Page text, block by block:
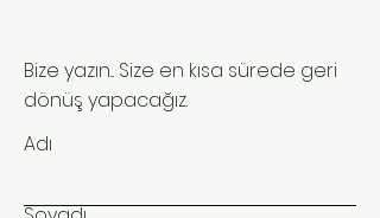
Bize yazın... Size en kısa sürede geri
dönüş yapacağız.
Adı